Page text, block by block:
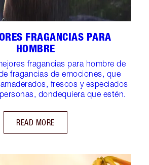
FRAGANCIAS PARA
HOMBRE
fragancias para hombre de
fragancias de emociones, que
frescos y especiados
dondequiera que estén.
READ MORE